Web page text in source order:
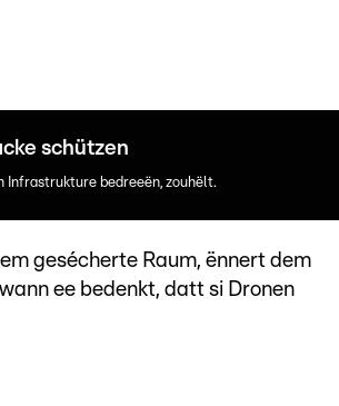
schützen
Infrastrukture bedreeën, zouhëlt.
gesécherte Raum, ënnert dem
ee bedenkt, datt si Dronen